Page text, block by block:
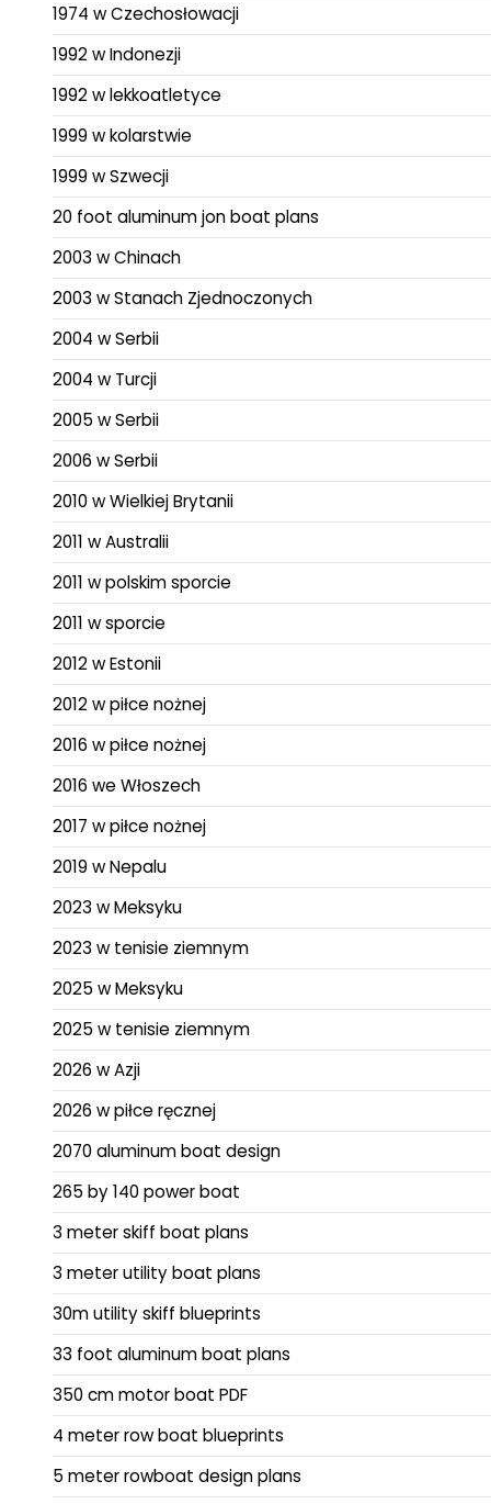
1974 w Czechosłowacji
1992 w Indonezji
1992 w lekkoatletyce
1999 w kolarstwie
1999 w Szwecji
20 foot aluminum jon boat plans
2003 w Chinach
2003 w Stanach Zjednoczonych
2004 w Serbii
2004 w Turcji
2005 w Serbii
2006 w Serbii
2010 w Wielkiej Brytanii
2011 w Australii
2011 w polskim sporcie
2011 w sporcie
2012 w Estonii
2012 w piłce nożnej
2016 w piłce nożnej
2016 we Włoszech
2017 w piłce nożnej
2019 w Nepalu
2023 w Meksyku
2023 w tenisie ziemnym
2025 w Meksyku
2025 w tenisie ziemnym
2026 w Azji
2026 w piłce ręcznej
2070 aluminum boat design
265 by 140 power boat
3 meter skiff boat plans
3 meter utility boat plans
30m utility skiff blueprints
33 foot aluminum boat plans
350 cm motor boat PDF
4 meter row boat blueprints
5 meter rowboat design plans